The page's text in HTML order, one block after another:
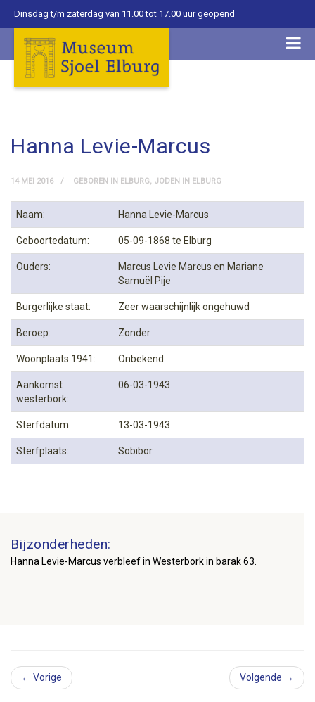
Dinsdag t/m zaterdag van 11.00 tot 17.00 uur geopend
Hanna Levie-Marcus
14 MEI 2016 GEBOREN IN ELBURG, JODEN IN ELBURG
Naam: Hanna Levie-Marcus
Geboortedatum: 05-09-1868 te Elburg
Ouders:
Marcus Levie Marcus en Mariane
Samuël Pije
Burgerlijke staat: Zeer waarschijnlijk ongehuwd
Beroep: Zonder
Woonplaats 1941: Onbekend
Aankomst
westerbork:
06-03-1943
Sterfdatum: 13-03-1943
Sterfplaats: Sobibor
Bijzonderheden:
Hanna Levie-Marcus verbleef in Westerbork in barak 63.
← Vorige Volgende →